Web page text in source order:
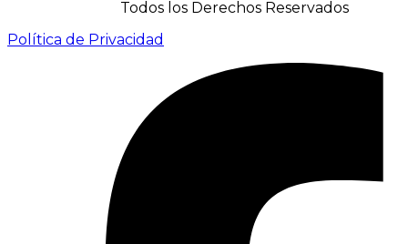
Todos los Derechos Reservados
Política de Privacidad